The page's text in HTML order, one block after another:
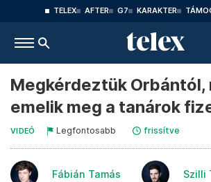
TELEX AFTER G7 KARAKTER
Megkérdeztük Orbántól,
emelik meg a tanárok
VIDEÓ Legfontosabb frissítve
Fábián Tamás Szilli